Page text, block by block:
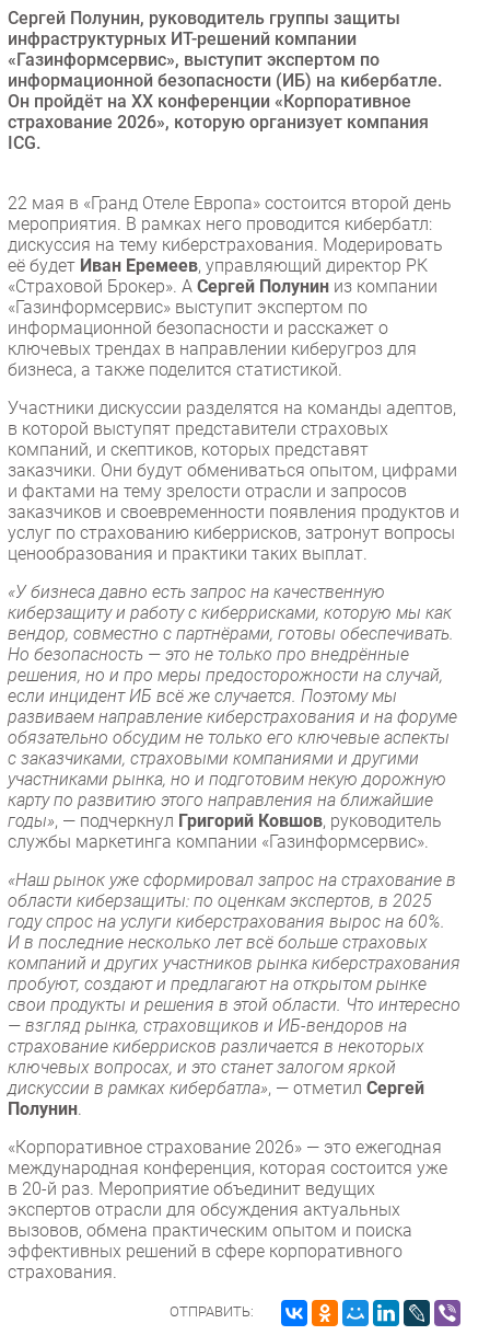
Здоровье
РАЗДЕЛЫ
Новости
Мероприятия
Проекты
IT класс
Тестовый стенд
Каталог компаний
Сергей Полунин, руководитель группы защиты
инфраструктурных ИТ-решений компании
«Газинформсервис», выступит экспертом по
информационной безопасности (ИБ) на кибербатле.
Он пройдёт на XX конференции «Корпоративное
страхование 2026», которую организует компания
ICG.
22 мая в «Гранд Отеле Европа» состоится второй день
мероприятия. В рамках него проводится кибербатл:
дискуссия на тему киберстрахования. Модерировать
её будет Иван Еремеев, управляющий директор РК
«Страховой Брокер». А Сергей Полунин из компании
«Газинформсервис» выступит экспертом по
информационной безопасности и расскажет о
ключевых трендах в направлении киберугроз для
бизнеса, а также поделится статистикой.
Участники дискуссии разделятся на команды адептов,
в которой выступят представители страховых
компаний, и скептиков, которых представят
заказчики. Они будут обмениваться опытом, цифрами
и фактами на тему зрелости отрасли и запросов
заказчиков и своевременности появления продуктов и
услуг по страхованию киберрисков, затронут вопросы
ценообразования и практики таких выплат.
«У бизнеса давно есть запрос на качественную
киберзащиту и работу с киберрисками, которую мы как
вендор, совместно с партнёрами, готовы обеспечивать.
Но безопасность — это не только про внедрённые
решения, но и про меры предосторожности на случай,
если инцидент ИБ всё же случается. Поэтому мы
развиваем направление киберстрахования и на форуме
обязательно обсудим не только его ключевые аспекты
с заказчиками, страховыми компаниями и другими
участниками рынка, но и подготовим некую дорожную
карту по развитию этого направления на ближайшие
годы», — подчеркнул Григорий Ковшов, руководитель
службы маркетинга компании «Газинформсервис».
«Наш рынок уже сформировал запрос на страхование в
области киберзащиты: по оценкам экспертов, в 2025
году спрос на услуги киберстрахования вырос на 60%.
И в последние несколько лет всё больше страховых
компаний и других участников рынка киберстрахования
пробуют, создают и предлагают на открытом рынке
свои продукты и решения в этой области. Что интересно
— взгляд рынка, страховщиков и ИБ-вендоров на
страхование киберрисков различается в некоторых
ключевых вопросах, и это станет залогом яркой
дискуссии в рамках кибербатла», — отметил Сергей
Полунин
«Корпоративное страхование 2026» — это ежегодная
международная конференция, которая состоится уже
в 20-й раз. Мероприятие объединит ведущих
экспертов отрасли для обсуждения актуальных
вызовов, обмена практическим опытом и поиска
эффективных решений в сфере корпоративного
страхования.
ОТПРАВИТЬ: